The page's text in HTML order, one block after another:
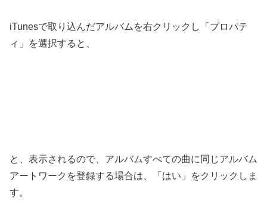
iTunesで取り込んだアルバムを右クリックし「プロパテ
ィ」を選択すると、
と、表示されるので、アルバムすべての曲に同じアルバム
アートワークを登録する場合は、「はい」をクリックしま
す。